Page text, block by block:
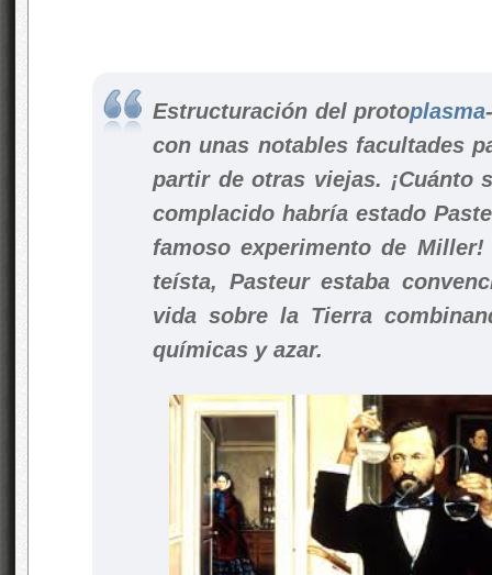
Estructuración del protoplasma
con unas notables facultades
partir de otras viejas. ¡Cuánto
complacido habría estado
famoso experimento de
teísta, Pasteur estaba
vida sobre la Tierra
químicas y azar.